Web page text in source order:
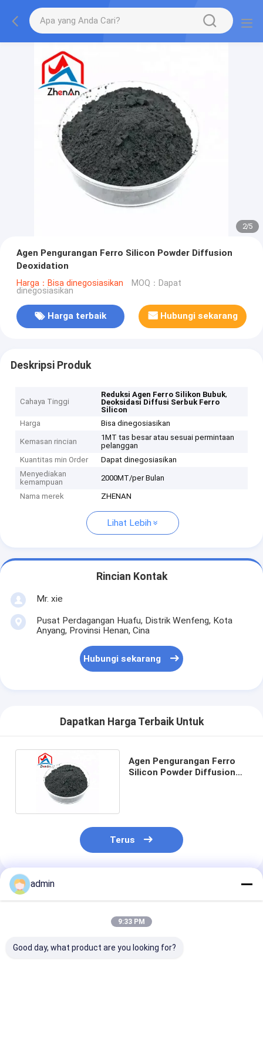
2/5
Agen Pengurangan Ferro Silicon Powder Diffusion
Deoxidation
Harga：Bisa dinegosiasikan MOQ：Dapat
dinegosiasikan
Harga terbaik Hubungi sekarang
Deskripsi Produk
Cahaya Tinggi
Reduksi Agen Ferro Silikon Bubuk,
Deoksidasi Diffusi Serbuk Ferro
Silicon
Harga
Bisa dinegosiasikan
Kemasan rincian
1MT tas besar atau sesuai permintaan
pelanggan
Kuantitas min Order
Dapat dinegosiasikan
Menyediakan
kemampuan
2000MT/per Bulan
Nama merek ZHENAN
Lihat Lebih
Rincian Kontak
Mr. xie
Pusat Perdagangan Huafu, Distrik Wenfeng, Kota
Anyang, Provinsi Henan, Cina
Hubungi sekarang
Dapatkan Harga Terbaik Untuk
Agen Pengurangan Ferro
Silicon Powder Diffusion
Terus
Rekomendasi Produk
admin
9:33 PM
Good day, what product are you looking for?